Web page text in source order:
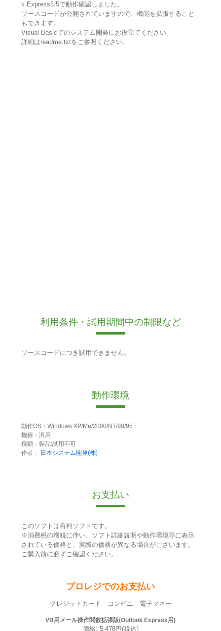
k Express5.5で動作確認しました。
ソースコードが公開されていますので、機能を拡張すること
もできます。
Visual Basicでのシステム開発にお役立てください。
詳細はreadme.txtをご参照ください。
利用条件・試用期間中の制限など
ソースコードにつき試用できません。
動作環境
動作OS：Windows XP/Me/2000/NT/98/95
機種：汎用
種類：製品:試用不可
作者：
日本システム開発(株)
お支払い
このソフトは有料ソフトです。
※消費税の増税に伴い、ソフト詳細説明や動作環境等に表示
されている価格と、実際の価格が異なる場合がございます。
ご購入前に必ずご確認ください。
プロレジでのお支払い
クレジットカード コンビニ 電子マネー
VB用メール操作関数拡張版(Outlook Express用)
価格: 5,478円(税込)